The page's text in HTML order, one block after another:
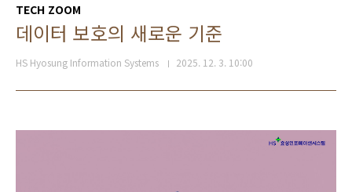
TECH ZOOM
데이터 보호의 새로운 기준
HS Hyosung Information Systems 2025. 12. 3. 10:00